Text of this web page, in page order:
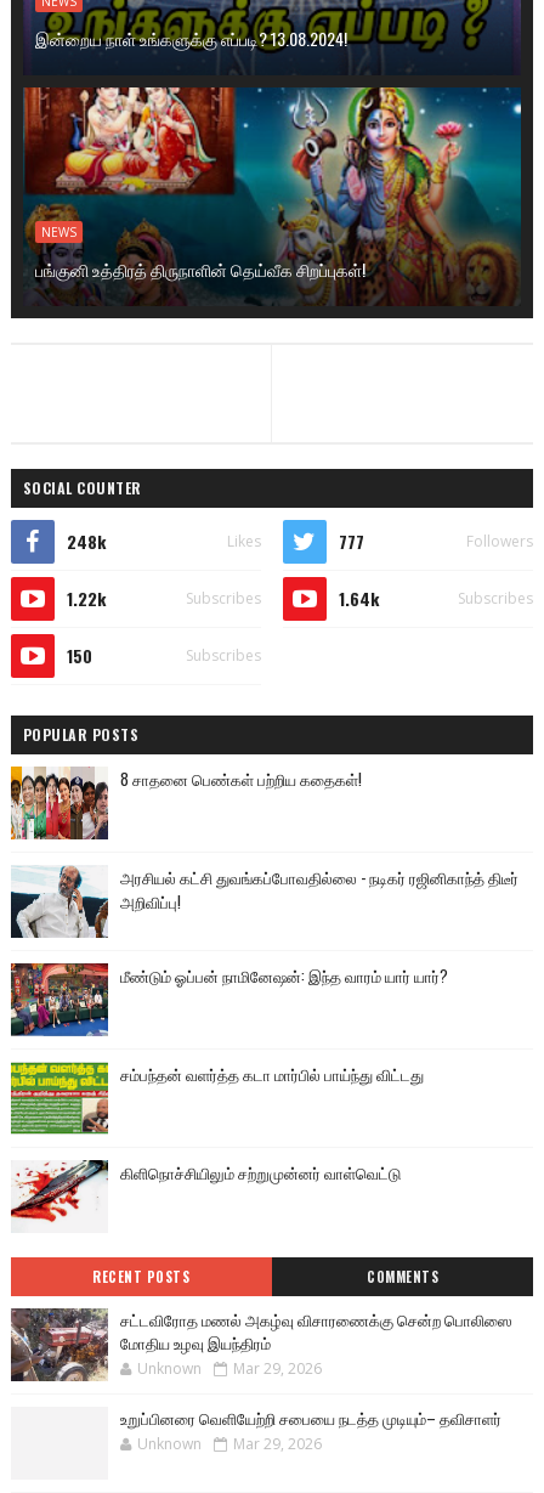
இன்றைய நாள் உங்களுக்கு எப்படி? 13.08.2024!
NEWS
பங்குனி உத்திரத் திருநாளின் தெய்வீக சிறப்புகள்!
SOCIAL COUNTER
248k Likes 777 Followers
1.22k Subscribes 1.64k Subscribes
150 Subscribes
POPULAR POSTS
8 சாதனை பெண்கள் பற்றிய கதைகள்!
அரசியல் கட்சி துவங்கப்போவதில்லை - நடிகர் ரஜினிகாந்த் திடீர்
அறிவிப்பு!
மீண்டும் ஓப்பன் நாமினேஷன்: இந்த வாரம் யார் யார்?
சம்பந்தன் வளர்த்த கடா மார்பில் பாய்ந்து விட்டது
கிளிநொச்சியிலும் சற்றுமுன்னர் வாள்வெட்டு
RECENT POSTS COMMENTS
சட்டவிரோத மணல் அகழ்வு விசாரணைக்கு சென்ற பொலிஸை
மோதிய உழவு இயந்திரம்
Unknown Mar 29, 2026
உறுப்பினரை வெளியேற்றி சபையை நடத்த முடியும்– தவிசாளர்
Unknown Mar 29, 2026